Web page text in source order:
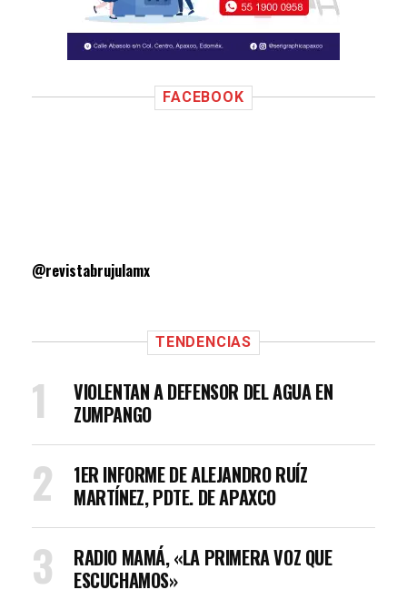
FACEBOOK
@revistabrujulamx
TENDENCIAS
VIOLENTAN A DEFENSOR DEL AGUA EN
ZUMPANGO
1ER INFORME DE ALEJANDRO RUÍZ
MARTÍNEZ, PDTE. DE APAXCO
RADIO MAMÁ, «LA PRIMERA VOZ QUE
ESCUCHAMOS»